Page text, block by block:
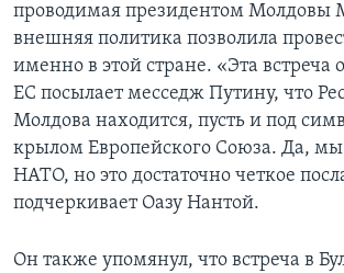
проводимая президентом Молдовы
внешняя политика позволила
именно в этой стране. «Эта встреча
ЕС посылает месседж Путину, что
Молдова находится, пусть и под
крылом Европейского Союза. Да,
НАТО, но это достаточно четкое
подчеркивает Оазу Нантой.
Он также упомянул, что встреча в